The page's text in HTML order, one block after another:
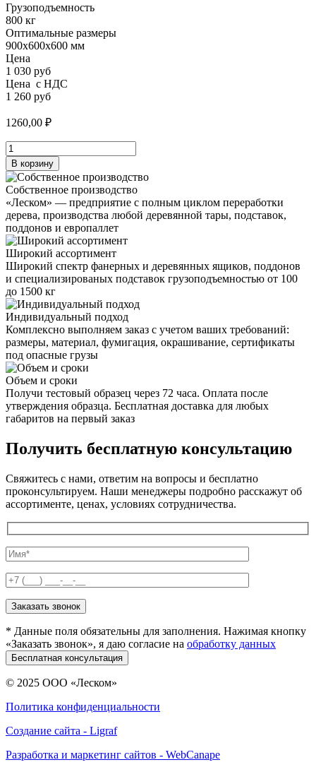
Грузоподъемность
800 кг
Оптимальные размеры
900х600х600 мм
Цена
1 030 руб
Цена с НДС
1 260 руб
1260,00 ₽
Количество
товара
Ящик
деревянный
№300
В корзину
Собственное производство
«Леском» — предприятие с полным циклом переработки
дерева, производства любой деревянной тары, подставок,
поддонов и европаллет
Широкий ассортимент
Широкий спектр фанерных и деревянных ящиков, поддонов
и специализированых подставок грузоподъемностью от 100
до 1500 кг
Индивидуальный подход
Комплексно выполняем заказ с учетом ваших требований:
размеры, материал, фумигация, окрашивание, сертификаты
под опасные грузы
Объем и сроки
Получи тестовый образец через 72 часа. Оплата после
утверждения образца. Бесплатная доставка для любых
габаритов на первый заказ
Получить бесплатную консультацию
Свяжитесь с нами, ответим на вопросы и бесплатно
проконсультируем. Наши менеджеры подробно расскажут об
ассортименте, ценах, условиях сотрудничества.
* Данные поля обязательны для заполнения. Нажимая кнопку
«Заказать звонок», я даю согласие на обработку данных
© 2025 ООО «Леском»
Политика конфиденциальности
Создание сайта - Ligraf
Разработка и маркетинг сайтов - WebCanape